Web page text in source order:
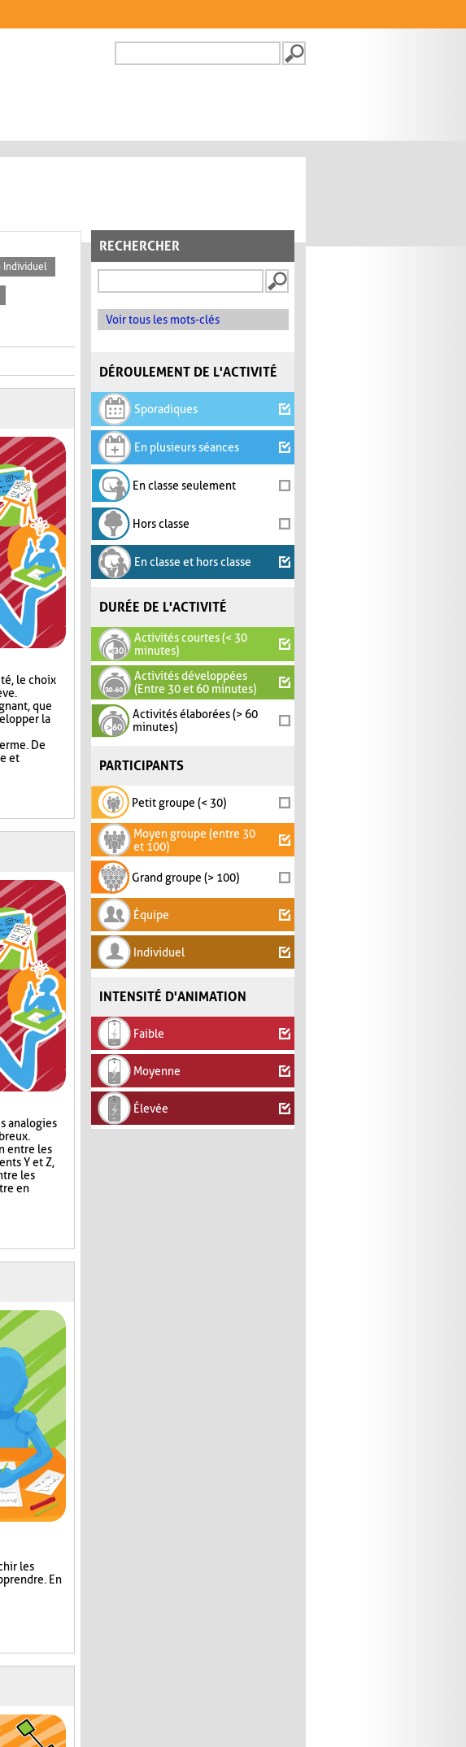
FORMULAIRE DE
RECHERCHER
Voir tous les mots-clés
DÉROULEMENT DE L'ACTIVITÉ
Sporadiques
En plusieurs séances
En classe seulement
Hors classe
En classe et hors classe
DURÉE DE L'ACTIVITÉ
Activités courtes (< 30
minutes)
Activités développées
(Entre 30 et 60 minutes)
Activités élaborées (> 60
minutes)
PARTICIPANTS
Petit groupe (< 30)
Moyen groupe (entre 30
et 100)
Grand groupe (> 100)
Équipe
Individuel
INTENSITÉ D'ANIMATION
Faible
Moyenne
Élevée
Individuel
le choix
que
la
De
et
analogies
entre les
Y et Z,
les
en
les
En